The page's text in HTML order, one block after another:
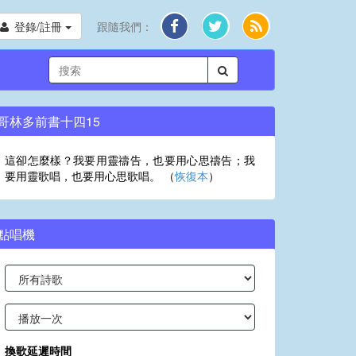
登錄/註冊 跟隨我們：
林多前書十四15
這卻怎麼樣？我要用靈禱告，也要用心思禱告；我
要用靈歌唱，也要用心思歌唱。 （恢復本）
唱機
換歌延遲時間